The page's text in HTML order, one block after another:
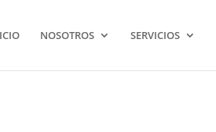
NOSOTROS SERVICIOS